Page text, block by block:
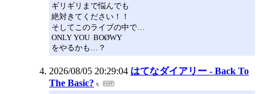
ギリギリまで悩んでも
絶対きてください！！
そしてこのライブの中で…
ONLY YOU BOØWY
をやるかも…？
2026/08/05 20:29:04 はてなダイアリー - Back To
The Basic?